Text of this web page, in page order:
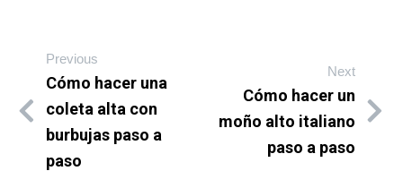
Previous
Cómo hacer una
coleta alta con
burbujas paso a
paso
Next
Cómo hacer un
moño alto italiano
paso a paso